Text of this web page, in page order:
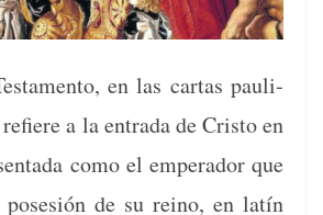
en las car­tas pauli­
a la entra­da de Cristo en
como el emper­ador que
de su reino, en latín